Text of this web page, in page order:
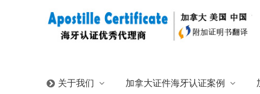
关于我们 加拿大证件海牙认证案例